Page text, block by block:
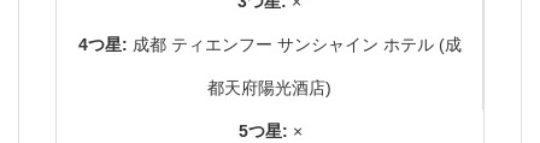
4つ星: 成都 ティエンフー サンシャイン ホテル (成
都天府陽光酒店)
5つ星: ×